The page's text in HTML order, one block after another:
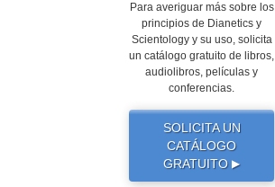
Para averiguar más sobre los
principios de Dianetics y
Scientology y su uso, solicita
un catálogo gratuito de libros,
audiolibros, películas y
conferencias.
SOLICITA UN
CATÁLOGO
GRATUITO ▶